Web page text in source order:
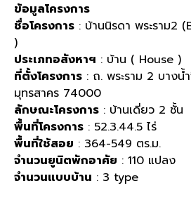
ข้อมูลโครงการ
ชื่อโครงการ : บ้านนิรดา พระราม2
)
ประเภทอสังหาฯ : บ้าน ( House )
ที่ตั้งโครงการ : ถ. พระราม 2 บางน้
มุทรสาคร 74000
ลักษณะโครงการ : บ้านเดี่ยว 2 ชั้น
พื้นที่โครงการ : 52.3.44.5 ไร่
พื้นที่ใช้สอย : 364-549 ตร.ม.
จำนวนยูนิตพักอาศัย : 110 แปลง
จำนวนแบบบ้าน : 3 type